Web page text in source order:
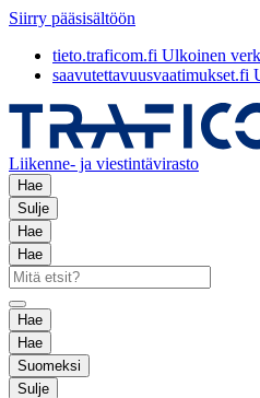
Siirry pääsisältöön
tieto.traficom.fi Ulkoinen
saavutettavuusvaatimukset.fi
Liikenne- ja viestintävirasto
Hae
Sulje
Hae
Hae
Hae
Hae
Suomeksi
Sulje